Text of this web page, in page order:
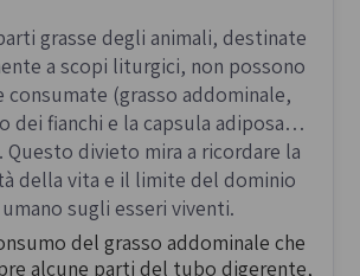
grasse degli animali, destinate
a scopi liturgici, non possono
consumate (grasso addominale,
dei fianchi e la capsula adiposa
Questo divieto mira a ricordare la
della vita e il limite del dominio
umano sugli esseri viventi.
del grasso addominale che
alcune parti del tubo digerente,